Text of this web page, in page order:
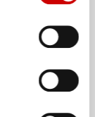
Läs
för försänkt